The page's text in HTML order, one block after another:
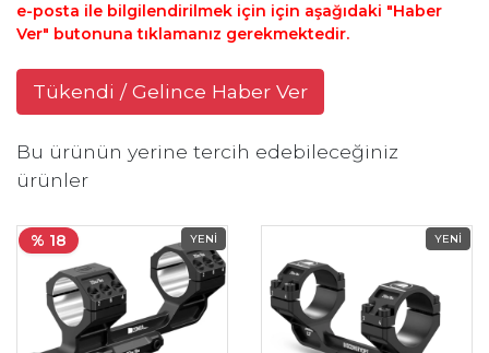
e-posta ile bilgilendirilmek için için aşağıdaki "Haber
Ver" butonuna tıklamanız gerekmektedir.
Tükendi / Gelince Haber Ver
Bu ürünün yerine tercih edebileceğiniz
ürünler
% 18